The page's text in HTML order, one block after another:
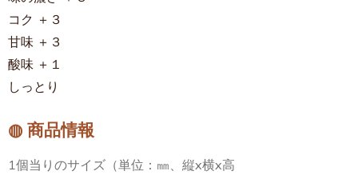
コク ＋３
甘味 ＋３
酸味 ＋１
しっとり
◍ 商品情報
1個当りのサイズ（単位：㎜、縦x横x高